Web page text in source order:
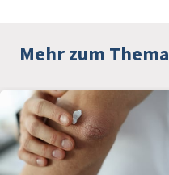
Mehr zum Thema